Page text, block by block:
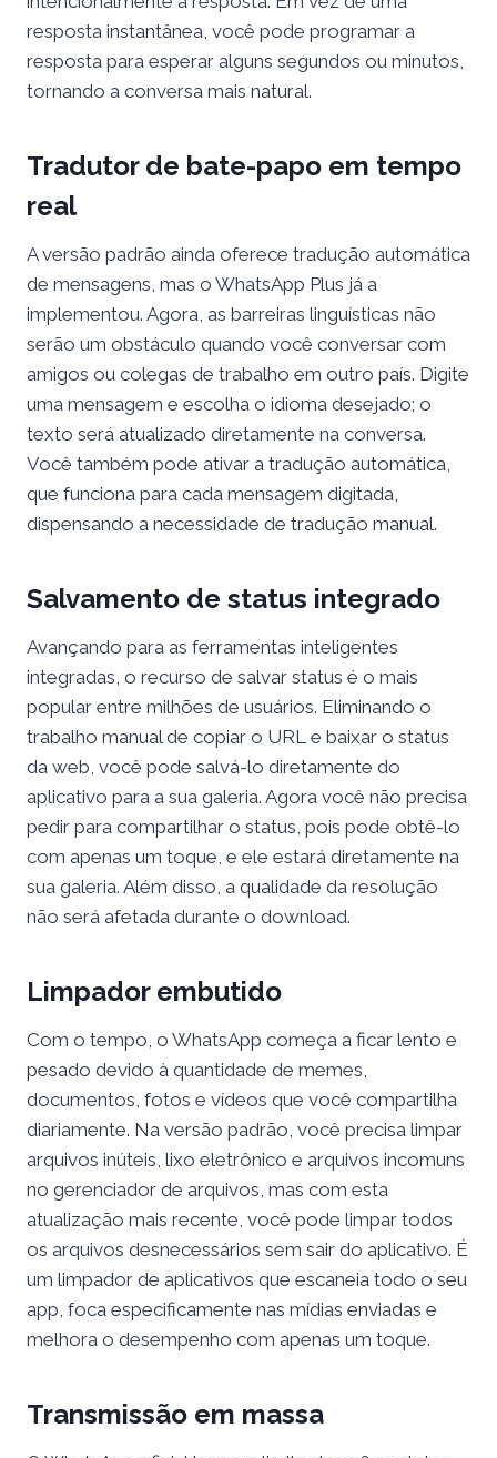
resposta instantânea, você pode programar a
resposta para esperar alguns segundos ou minutos,
tornando a conversa mais natural.
Tradutor de bate-papo em tempo
real
A versão padrão ainda oferece tradução automática
de mensagens, mas o WhatsApp Plus já a
implementou. Agora, as barreiras linguísticas não
serão um obstáculo quando você conversar com
amigos ou colegas de trabalho em outro país. Digite
uma mensagem e escolha o idioma desejado; o
texto será atualizado diretamente na conversa.
Você também pode ativar a tradução automática,
que funciona para cada mensagem digitada,
dispensando a necessidade de tradução manual.
Salvamento de status integrado
Avançando para as ferramentas inteligentes
integradas, o recurso de salvar status é o mais
popular entre milhões de usuários. Eliminando o
trabalho manual de copiar o URL e baixar o status
da web, você pode salvá-lo diretamente do
aplicativo para a sua galeria. Agora você não precisa
pedir para compartilhar o status, pois pode obtê-lo
com apenas um toque, e ele estará diretamente na
sua galeria. Além disso, a qualidade da resolução
não será afetada durante o download.
Limpador embutido
Com o tempo, o WhatsApp começa a ficar lento e
pesado devido à quantidade de memes,
documentos, fotos e vídeos que você compartilha
diariamente. Na versão padrão, você precisa limpar
arquivos inúteis, lixo eletrônico e arquivos incomuns
no gerenciador de arquivos, mas com esta
atualização mais recente, você pode limpar todos
os arquivos desnecessários sem sair do aplicativo. É
um limpador de aplicativos que escaneia todo o seu
app, foca especificamente nas mídias enviadas e
melhora o desempenho com apenas um toque.
Transmissão em massa